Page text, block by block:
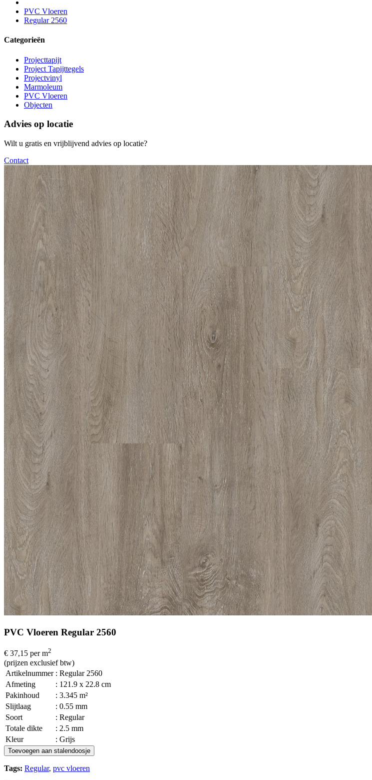
PVC Vloeren
Regular 2560
Categorieën
Projecttapijt
Project Tapijttegels
Projectvinyl
Marmoleum
PVC Vloeren
Objecten
Advies op locatie
Wilt u gratis en vrijblijvend advies op locatie?
Contact
PVC Vloeren Regular 2560
€ 37,15 per m2
(prijzen exclusief btw)
Artikelnummer : Regular 2560
Afmeting
: 121.9 x 22.8 cm
Pakinhoud
: 3.345 m²
Slijtlaag
: 0.55 mm
Soort
: Regular
Totale dikte
: 2.5 mm
Kleur
: Grijs
Toevoegen aan stalendoosje
Tags: Regular, pvc vloeren